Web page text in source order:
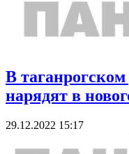
В
нарядят в
29.12.2022 15:17